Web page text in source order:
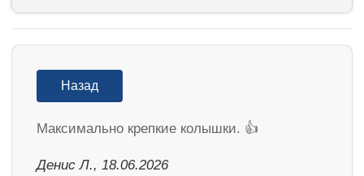
Назад
Максимально крепкие колышки. 👍
Денис Л., 18.06.2026